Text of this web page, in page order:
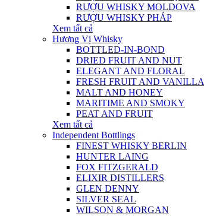
RƯỢU WHISKY MOLDOVA
RƯỢU WHISKY PHÁP
Xem tất cả
Hương Vị Whisky
BOTTLED-IN-BOND
DRIED FRUIT AND NUT
ELEGANT AND FLORAL
FRESH FRUIT AND VANILLA
MALT AND HONEY
MARITIME AND SMOKY
PEAT AND FRUIT
Xem tất cả
Independent Bottlings
FINEST WHISKY BERLIN
HUNTER LAING
FOX FITZGERALD
ELIXIR DISTILLERS
GLEN DENNY
SILVER SEAL
WILSON & MORGAN